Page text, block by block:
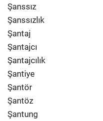
Şanssız
Şanssızlık
Şantaj
Şantajcı
Şantajcılık
Şantiye
Şantör
Şantöz
Şantung